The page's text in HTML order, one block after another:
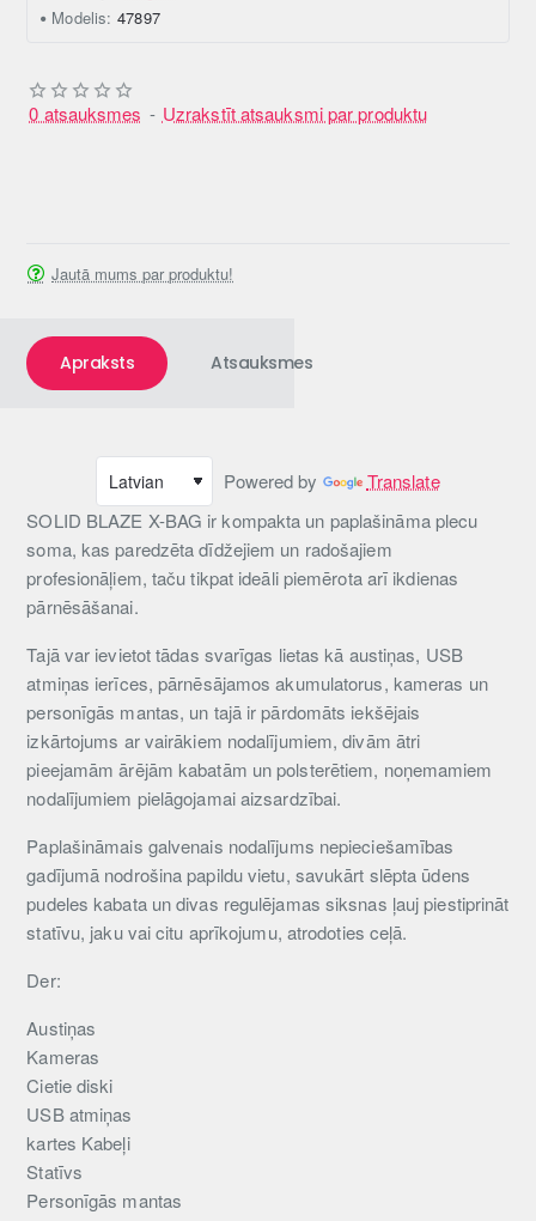
Modelis: 47897
0 atsauksmes - Uzrakstīt atsauksmi par produktu
Jautā mums par produktu!
Apraksts Atsauksmes
Powered by
Translate
SOLID BLAZE X-BAG ir kompakta un paplašināma plecu
soma, kas paredzēta dīdžejiem un radošajiem
profesionāļiem, taču tikpat ideāli piemērota arī ikdienas
pārnēsāšanai.
Tajā var ievietot tādas svarīgas lietas kā austiņas, USB
atmiņas ierīces, pārnēsājamos akumulatorus, kameras un
personīgās mantas, un tajā ir pārdomāts iekšējais
izkārtojums ar vairākiem nodalījumiem, divām ātri
pieejamām ārējām kabatām un polsterētiem, noņemamiem
nodalījumiem pielāgojamai aizsardzībai.
Paplašināmais galvenais nodalījums nepieciešamības
gadījumā nodrošina papildu vietu, savukārt slēpta ūdens
pudeles kabata un divas regulējamas siksnas ļauj piestiprināt
statīvu, jaku vai citu aprīkojumu, atrodoties ceļā.
Der:
Austiņas
Kameras
Cietie diski
USB atmiņas
kartes Kabeļi
Statīvs
Personīgās mantas